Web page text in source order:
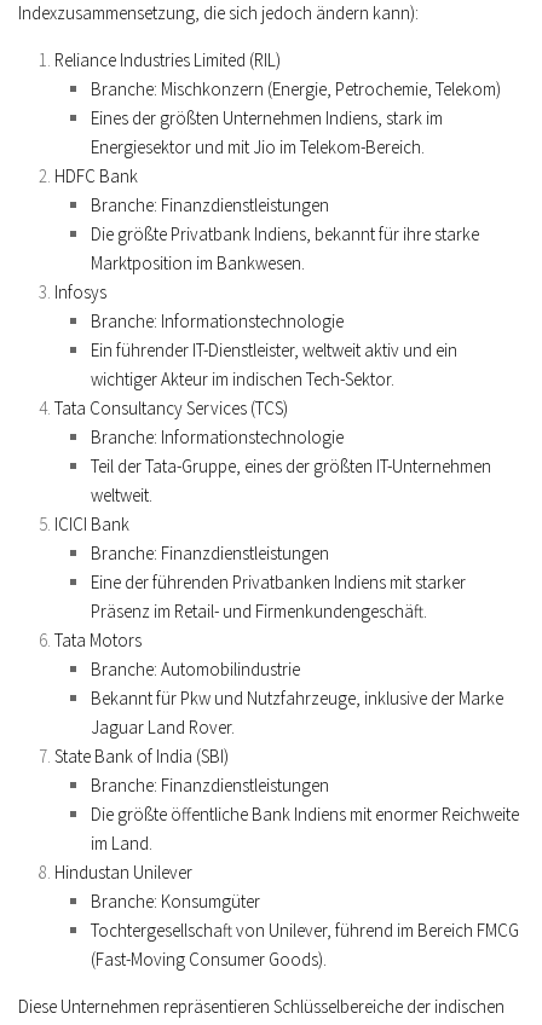
Indexzusammensetzung, die sich jedoch ändern kann):
Reliance Industries Limited (RIL)
Branche: Mischkonzern (Energie, Petrochemie, Telekom)
Eines der größten Unternehmen Indiens, stark im
Energiesektor und mit Jio im Telekom-Bereich.
HDFC Bank
Branche: Finanzdienstleistungen
Die größte Privatbank Indiens, bekannt für ihre starke
Marktposition im Bankwesen.
Infosys
Branche: Informationstechnologie
Ein führender IT-Dienstleister, weltweit aktiv und ein
wichtiger Akteur im indischen Tech-Sektor.
Tata Consultancy Services (TCS)
Branche: Informationstechnologie
Teil der Tata-Gruppe, eines der größten IT-Unternehmen
weltweit.
ICICI Bank
Branche: Finanzdienstleistungen
Eine der führenden Privatbanken Indiens mit starker
Präsenz im Retail- und Firmenkundengeschäft.
Tata Motors
Branche: Automobilindustrie
Bekannt für Pkw und Nutzfahrzeuge, inklusive der Marke
Jaguar Land Rover.
State Bank of India (SBI)
Branche: Finanzdienstleistungen
Die größte öffentliche Bank Indiens mit enormer Reichweite
im Land.
Hindustan Unilever
Branche: Konsumgüter
Tochtergesellschaft von Unilever, führend im Bereich FMCG
(Fast-Moving Consumer Goods).
Diese Unternehmen repräsentieren Schlüsselbereiche der indischen